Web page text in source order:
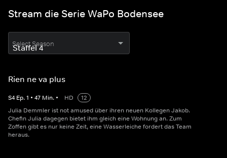
Stream die Serie WaPo Bodensee
Select Season
Rien ne va plus
S4 Ep.1 • 47 Min. • HD
12
Julia Demmler ist not amused über ihren neuen Kollegen Jakob.
Chefin Julia dagegen bietet ihm gleich eine Wohnung an. Zum
Zoffen gibt es nur keine Zeit, eine Wasserleiche fordert das Team
heraus.